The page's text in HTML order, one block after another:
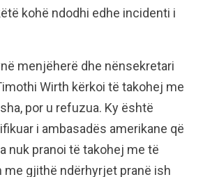
kohë ndodhi edhe incidenti i
menjëherë dhe nënsekretari
Wirth kërkoi të takohej me
por u refuzua. Ky është
i ambasadës amerikane që
nuk pranoi të takohej me të
me gjithë ndërhyrjet pranë ish